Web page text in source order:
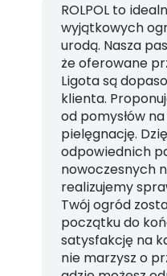
ROLPOL to
wyjątkowych
urodą. Nasza
że oferowane
Ligota są
klienta.
od pomysłów
pielęgnację.
odpowiednich
nowoczesnych
realizujemy
Twój ogród
początku do
satysfakcję na
nie marzysz o